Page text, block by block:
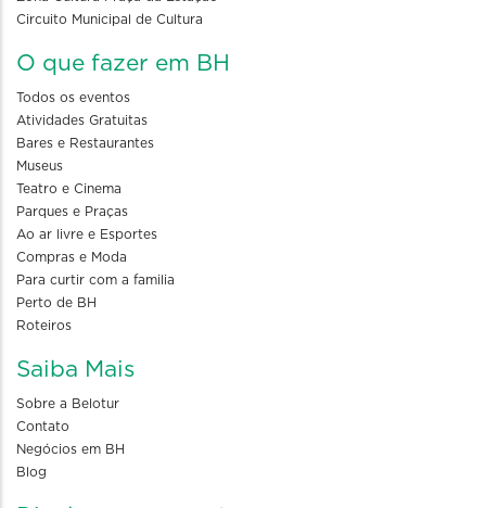
Circuito Municipal de Cultura
O que fazer em BH
Todos os eventos
Atividades Gratuitas
Bares e Restaurantes
Museus
Teatro e Cinema
Parques e Praças
Ao ar livre e Esportes
Compras e Moda
Para curtir com a familia
Perto de BH
Roteiros
Saiba Mais
Sobre a Belotur
Contato
Negócios em BH
Blog